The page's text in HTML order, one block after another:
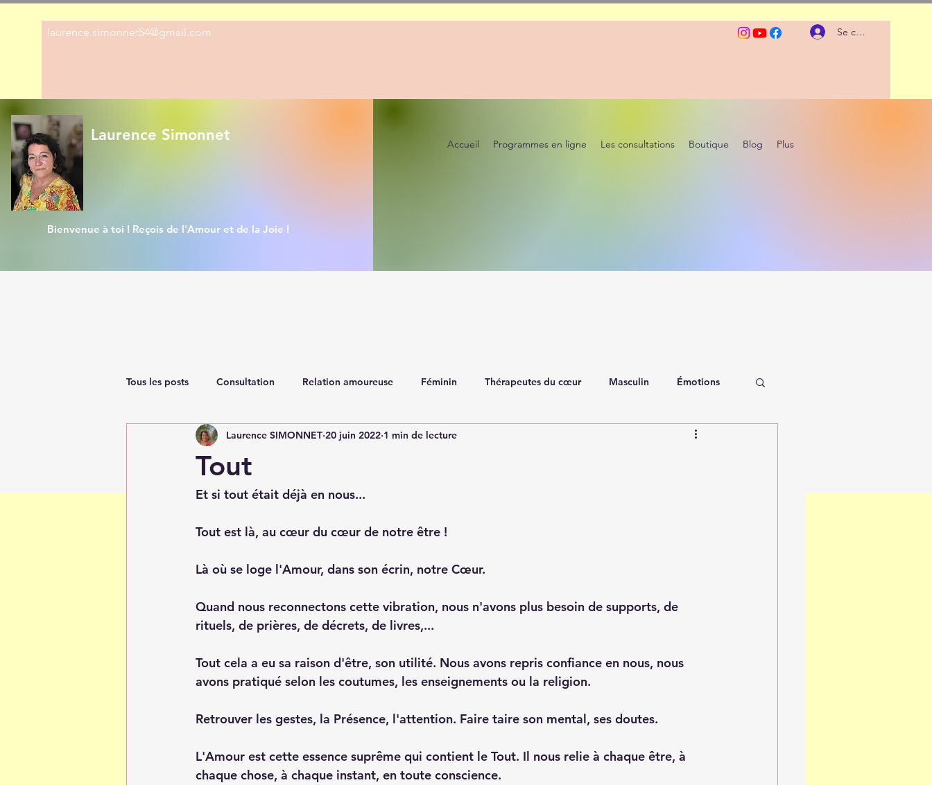
laurence.simonnet54@gmail.com Se connecter
Laurence Simonnet
Bienvenue à toi ! Reçois de l'Amour et de la Joie !
Accueil Programmes en ligne Les consultations Boutique Blog Plus
Tous les posts Consultation Relation amoureuse Féminin Thérapeutes du cœur Masculin Émotions
Renaissance
Tout
Laurence SIMONNET 20 juin 2022 1 min de lecture
Et si tout était déjà en nous...
Tout est là, au cœur du cœur de notre être !
Là où se loge l'Amour, dans son écrin, notre Cœur.
Quand nous reconnectons cette vibration, nous n'avons plus besoin de supports, de
rituels, de prières, de décrets, de livres,...
Tout cela a eu sa raison d'être, son utilité. Nous avons repris confiance en nous, nous
avons pratiqué selon les coutumes, les enseignements ou la religion.
Retrouver les gestes, la Présence, l'attention. Faire taire son mental, ses doutes.
L'Amour est cette essence suprême qui contient le Tout. Il nous relie à chaque être, à
chaque chose, à chaque instant, en toute conscience.